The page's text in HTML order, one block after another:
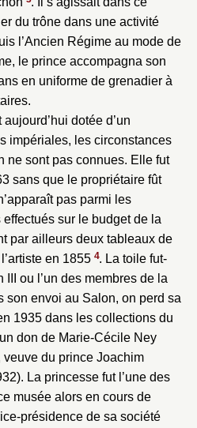
du trône dans une activité
l’Ancien Régime au mode de
le prince accompagna son
en uniforme de grenadier à
dotée d’un
impériales, les circonstances
ne sont pas connues. Elle fut
sans que le propriétaire fût
pas parmi les
sur le budget de la
par ailleurs deux tableaux de
en 1855 4. La toile fut-
ou l’un des membres de la
son envoi au Salon, on perd sa
1935 dans les collections du
don de Marie-Cécile Ney
veuve du prince Joachim
La princesse fut l’une des
musée alors en cours de
présidence de sa société